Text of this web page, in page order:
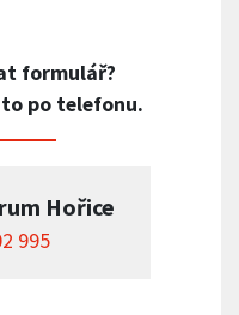
formulář?
po telefonu.
Hořice
995